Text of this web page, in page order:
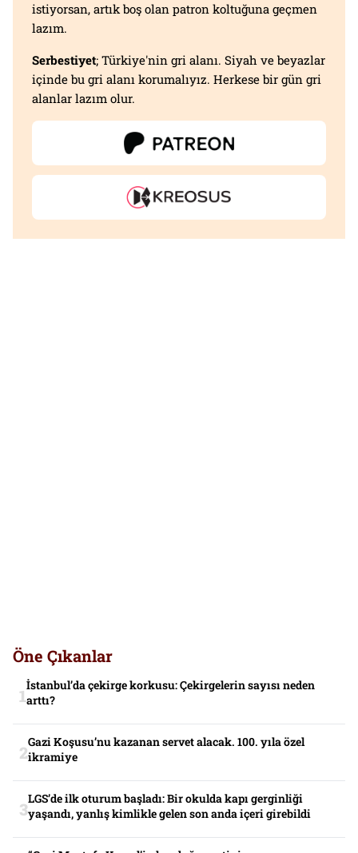
istiyorsan, artık boş olan patron koltuğuna geçmen
lazım.
Serbestiyet; Türkiye'nin gri alanı. Siyah ve beyazlar
içinde bu gri alanı korumalıyız. Herkese bir gün gri
alanlar lazım olur.
Öne Çıkanlar
İstanbul’da çekirge korkusu: Çekirgelerin sayısı neden
arttı?
Gazi Koşusu’nu kazanan servet alacak. 100. yıla özel
ikramiye
LGS’de ilk oturum başladı: Bir okulda kapı gerginliği
yaşandı, yanlış kimlikle gelen son anda içeri girebildi